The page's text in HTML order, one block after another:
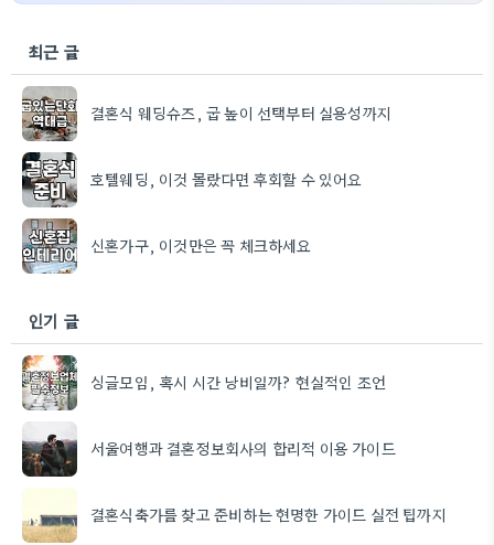
최근 글
결혼식 웨딩슈즈, 굽 높이 선택부터 실용성까지
호텔웨딩, 이것 몰랐다면 후회할 수 있어요
신혼가구, 이것만은 꼭 체크하세요
인기 글
싱글모임, 혹시 시간 낭비일까? 현실적인 조언
서울여행과 결혼정보회사의 합리적 이용 가이드
결혼식축가를 찾고 준비하는 현명한 가이드 실전 팁까지